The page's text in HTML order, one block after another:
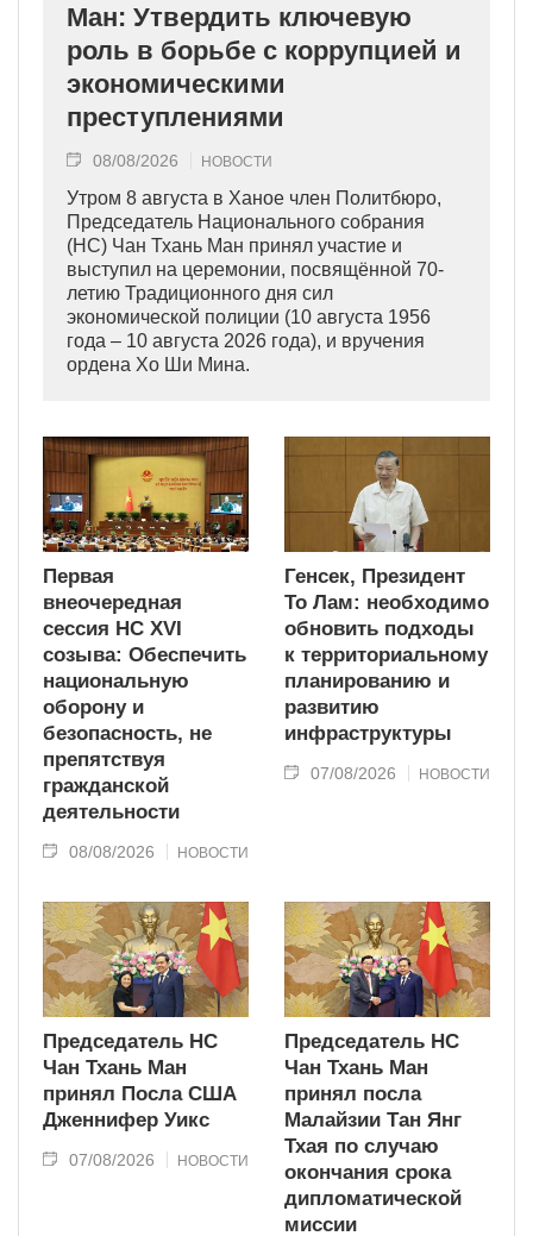
Ман: Утвердить ключевую
роль в борьбе с коррупцией и
экономическими
преступлениями
08/08/2026 НОВОСТИ
Утром 8 августа в Ханое член Политбюро,
Председатель Национального собрания
(НС) Чан Тхань Ман принял участие и
выступил на церемонии, посвящённой 70-
летию Традиционного дня сил
экономической полиции (10 августа 1956
года – 10 августа 2026 года), и вручения
ордена Хо Ши Мина.
Первая
внеочередная
сессия НС XVI
созыва: Обеспечить
национальную
оборону и
безопасность, не
препятствуя
гражданской
деятельности
08/08/2026 НОВОСТИ
Генсек, Президент
То Лам: необходимо
обновить подходы
к территориальному
планированию и
развитию
инфраструктуры
07/08/2026 НОВОСТИ
Председатель НС
Чан Тхань Ман
принял Посла США
Дженнифер Уикс
07/08/2026 НОВОСТИ
Председатель НС
Чан Тхань Ман
принял посла
Малайзии Тан Янг
Тхая по случаю
окончания срока
дипломатической
миссии